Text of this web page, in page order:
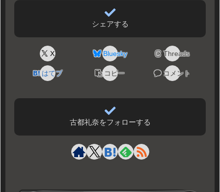
シェアする
X Bluesky Threads
はてブ コピー コメント
古都礼奈をフォローする